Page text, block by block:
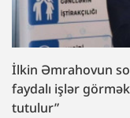
İlkin Əmrahovun
faydalı işlər
tutulur”